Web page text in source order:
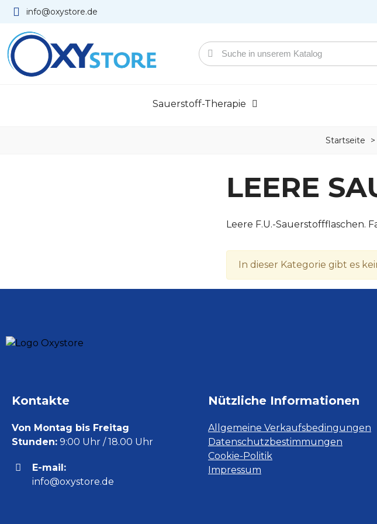
info@oxystore.de
Sauerstoff-Therapie
Startseite >
LEERE
Leere F.U.-Sauerstoffflaschen.
In dieser Kategorie gibt es
Kontakte
Von Montag bis Freitag
Stunden: 9:00 Uhr / 18.00 Uhr
E-mail:
info@oxystore.de
Nützliche Informationen
Allgemeine Verkaufsbedingungen
Datenschutzbestimmungen
Cookie-Politik
Impressum